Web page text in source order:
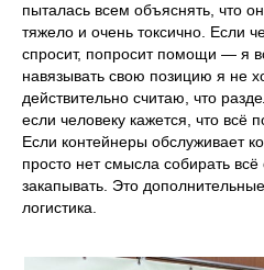
пыталась всем объяснять, что
тяжело и очень токсично. Если
спросит, попросит помощи — я
навязывать свою позицию я не
действительно считаю, что
если человеку кажется, что всё
Если контейнеры обслуживает
просто нет смысла собирать
закапывать. Это
логистика.